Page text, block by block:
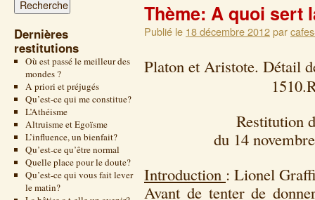
Dernières
restitutions
Où est passé le meilleur des
mondes ?
A priori et préjugés
Qu’est-ce qui me constitue?
L’Athéisme
Altruisme et Egoïsme
L’influence, un bienfait?
Qu’est-ce qu’être normal
Quelle place pour le doute?
Qu’est-ce qui vous fait lever
le matin?
Thème: A quoi sert
Publié le 18 décembre 2012par
Platon et Aristote. Détail
1510.Raphaël.
Restitution
du 14
Introduction : Lionel
Avant de tenter de